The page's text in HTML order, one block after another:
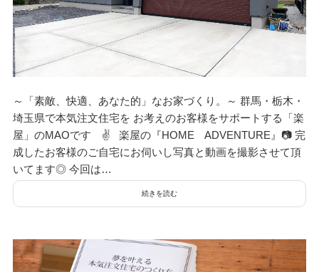
～「素敵、快適、あなた的」なお家づくり。～ 群馬・栃木・
埼玉県で本気注文住宅を お考えのお客様をサポートする「楽
屋」のMAOです ✌ 楽屋の『HOME ADVENTURE』📷 完
成したお客様のご自宅にお伺いし写真と動画を撮影させて頂
いてます◎ 今回は…
続きを読む